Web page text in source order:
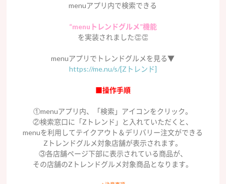
menuアプリ内で検索できる
“menuトレンドグルメ”機能
を実装されました👏👏
menuアプリでトレンドグルメを見る▼
https://me.nu/s/[Zトレンド]
■操作手順
①menuアプリ内、「検索」アイコンをクリック。
②検索窓口に「Zトレンド」と入れていただくと、
menuを利用してテイクアウト＆デリバリー注文ができる
Zトレンドグルメ対象店舗が表示されます。
③各店舗ページ下部に表示されている商品が、
その店舗のZトレンドグルメ対象商品となります。